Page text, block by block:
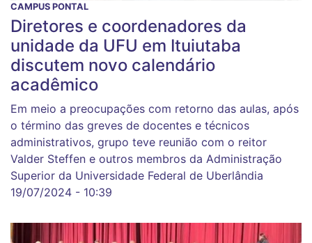
CAMPUS PONTAL
Diretores e coordenadores da
unidade da UFU em Ituiutaba
discutem novo calendário
acadêmico
Em meio a preocupações com retorno das aulas, após
o término das greves de docentes e técnicos
administrativos, grupo teve reunião com o reitor
Valder Steffen e outros membros da Administração
Superior da Universidade Federal de Uberlândia
19/07/2024 - 10:39